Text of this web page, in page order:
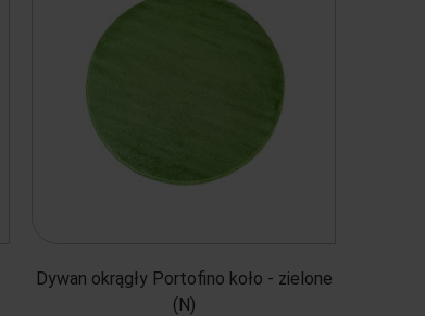
Dywan okrągły Portofino koło - zielone
(N)